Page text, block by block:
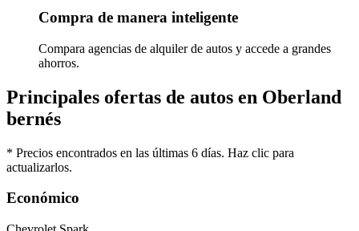
Compra de manera inteligente
Compara agencias de alquiler de autos y accede a grandes
ahorros.
Principales ofertas de autos en Oberland
bernés
* Precios encontrados en las últimas 6 días. Haz clic para
actualizarlos.
Económico